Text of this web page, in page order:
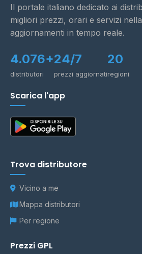
Il portale italiano dedicato ai
migliori prezzi, orari e servizi
aggiornamenti in tempo reale.
4.076+
distributori
24/7
prezzi aggiornati
20
regioni
Scarica l'app
Trova distributore
Vicino a me
Mappa distributori
Per regione
Prezzi GPL